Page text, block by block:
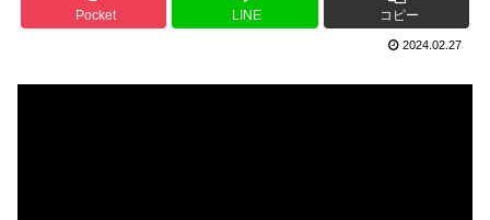
Pocket LINE コピー
2024.02.27